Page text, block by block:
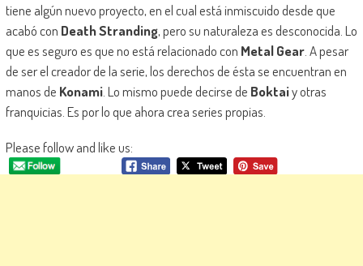
tiene algún nuevo proyecto, en el cual está inmiscuido desde que
acabó con Death Stranding, pero su naturaleza es desconocida. Lo
que es seguro es que no está relacionado con Metal Gear. A pesar
de ser el creador de la serie, los derechos de ésta se encuentran en
manos de Konami. Lo mismo puede decirse de Boktaiy otras
franquicias. Es por lo que ahora crea series propias.
Please follow and like us: